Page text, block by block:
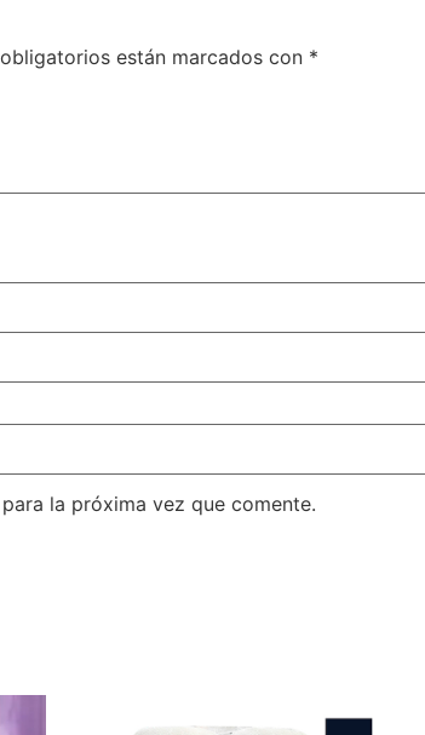
están marcados con *
la próxima vez que comente.